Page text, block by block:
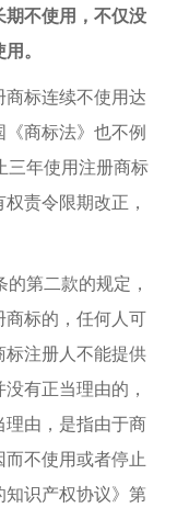
不使用，不仅没
。
标连续不使用达
商标法》也不例
三年使用注册商标
责令限期改正，
第二款的规定，
标的，任何人可
注册人不能提供
有正当理由的，
由，是指由于商
不使用或者停止
识产权协议》第